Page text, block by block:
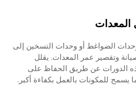
المعدات
الضواغط أو وحدات التسخين إلى
وتقصير عمر المعدات. يقلل
الدورات عن طريق الحفاظ على
للمكونات بالعمل بكفاءة أكبر.